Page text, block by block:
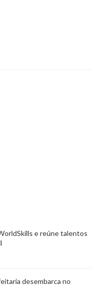
e reúne talentos
desembarca no